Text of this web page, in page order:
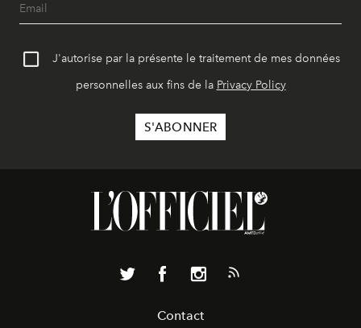
J'autorise par la présente le traitement de mes données
personnelles aux fins de la Privacy Policy
Contact